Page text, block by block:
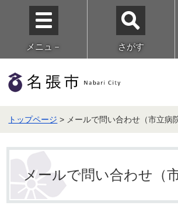
メニュ－ さがす
トップページ > メールで問い合わせ（市立病
メールで問い合わせ（